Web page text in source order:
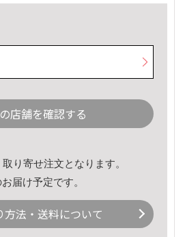
店舗を確認する
り寄せ注文となります。
届け予定です。
方法・送料について